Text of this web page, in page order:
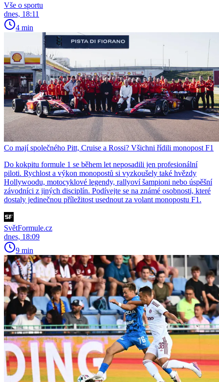
Vše o sportu
dnes, 18:11
4 min
Co mají společného Pitt, Cruise a Rossi? Všichni řídili monopost F1
Do kokpitu formule 1 se během let neposadili jen profesionální
piloti. Rychlost a výkon monopostů si vyzkoušely také hvězdy
Hollywoodu, motocyklové legendy, rallyoví šampioni nebo úspěšní
závodníci z jiných disciplín. Podívejte se na známé osobnosti, které
dostaly jedinečnou příležitost usednout za volant monopostu F1.
SvětFormule.cz
dnes, 18:09
9 min